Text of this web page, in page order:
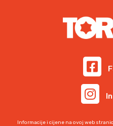
Informacije i cijene na ovoj web